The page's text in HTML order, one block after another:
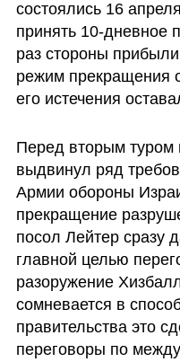
состоялись 16
принять 10-дневное
раз стороны
режим прекращения
его истечения
Перед вторым туром
выдвинул ряд
Армии обороны
прекращение
посол Лейтер сразу
главной целью
разоружение
сомневается в
правительства это
переговоры по